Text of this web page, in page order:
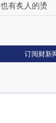
有炙人的烫
订阅财新